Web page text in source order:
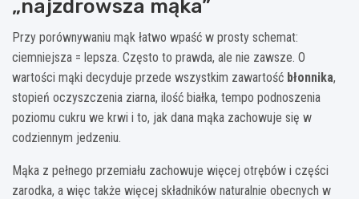
„najzdrowsza mąka”
Przy porównywaniu mąk łatwo wpaść w prosty schemat:
ciemniejsza = lepsza. Często to prawda, ale nie zawsze. O
wartości mąki decyduje przede wszystkim zawartość błonnika,
stopień oczyszczenia ziarna, ilość białka, tempo podnoszenia
poziomu cukru we krwi i to, jak dana mąka zachowuje się w
codziennym jedzeniu.
Mąka z pełnego przemiału zachowuje więcej otrębów i części
zarodka, a więc także więcej składników naturalnie obecnych w